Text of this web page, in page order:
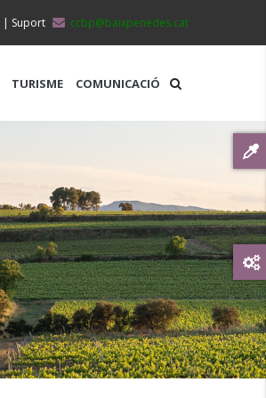
ccbp@baixpenedes.cat
| Suport
TURISME COMUNICACIÓ